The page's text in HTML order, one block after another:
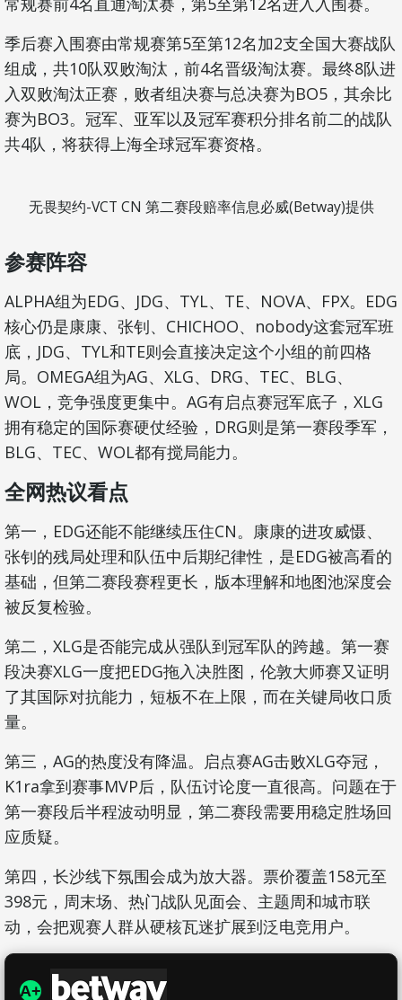
季后赛入围赛由常规赛第5至第12名加2支全国大赛战队
组成，共10队双败淘汰，前4名晋级淘汰赛。最终8队进
入双败淘汰正赛，败者组决赛与总决赛为BO5，其余比
赛为BO3。冠军、亚军以及冠军赛积分排名前二的战队
共4队，将获得上海全球冠军赛资格。
无畏契约-VCT CN 第二赛段赔率信息必威(Betway)提供
参赛阵容
ALPHA组为EDG、JDG、TYL、TE、NOVA、FPX。EDG
核心仍是康康、张钊、CHICHOO、nobody这套冠军班
底，JDG、TYL和TE则会直接决定这个小组的前四格
局。OMEGA组为AG、XLG、DRG、TEC、BLG、
WOL，竞争强度更集中。AG有启点赛冠军底子，XLG
拥有稳定的国际赛硬仗经验，DRG则是第一赛段季军，
BLG、TEC、WOL都有搅局能力。
全网热议看点
第一，EDG还能不能继续压住CN。康康的进攻威慑、
张钊的残局处理和队伍中后期纪律性，是EDG被高看的
基础，但第二赛段赛程更长，版本理解和地图池深度会
被反复检验。
第二，XLG是否能完成从强队到冠军队的跨越。第一赛
段决赛XLG一度把EDG拖入决胜图，伦敦大师赛又证明
了其国际对抗能力，短板不在上限，而在关键局收口质
量。
第三，AG的热度没有降温。启点赛AG击败XLG夺冠，
K1ra拿到赛事MVP后，队伍讨论度一直很高。问题在于
第一赛段后半程波动明显，第二赛段需要用稳定胜场回
应质疑。
第四，长沙线下氛围会成为放大器。票价覆盖158元至
398元，周末场、热门战队见面会、主题周和城市联
动，会把观赛人群从硬核瓦迷扩展到泛电竞用户。
A+